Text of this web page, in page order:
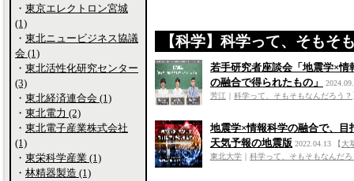
【科学】科学って、そもそ
若手研究者座談会「地震学×情
の融合で得られたもの」
芳江
科学って、そもそもなんだろう？
地震学×情報科学の融合で、目
天気予報の地震版 2022.04.13 【大
東北大学
科学って、そもそもなんだろ
・ 東京エレクトロン宮城
(1)
・ 東北ニュービジネス協議
会 (1)
・ 東北活性化研究センター
(3)
・ 東北経済連合会 (1)
・ 東北電力 (2)
・ 東北電子産業株式会社
(1)
・ 東栄科学産業 (1)
・ 林精器製造 (1)